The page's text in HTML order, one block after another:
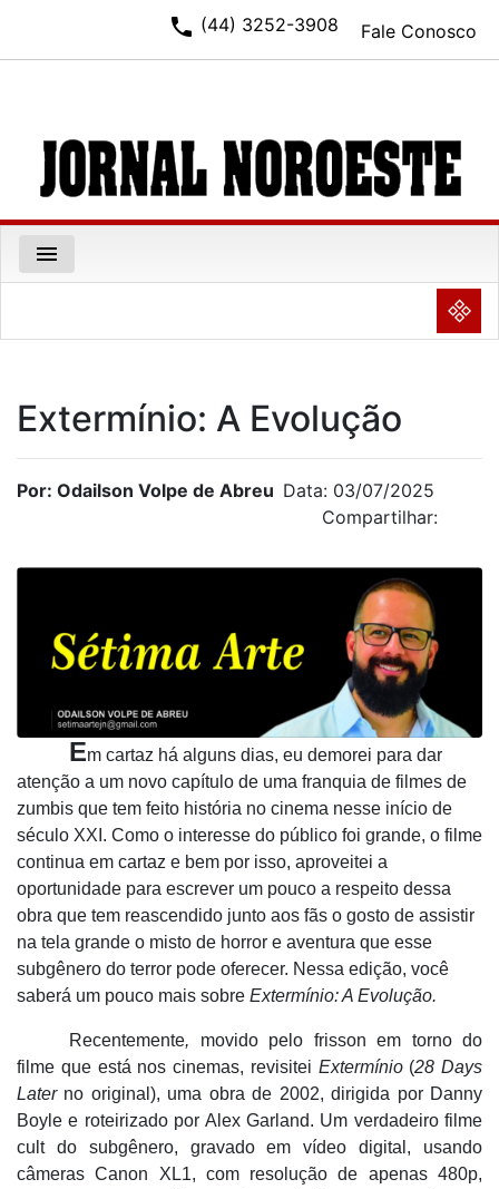
Fale Conosco
phone (44) 3252-3908
menu
NULL
Extermínio: A Evolução
Por: Odailson Volpe de Abreu Data: 03/07/2025
Compartilhar:
Em cartaz há alguns dias, eu demorei para dar
atenção a um novo capítulo de uma franquia de filmes de
zumbis que tem feito história no cinema nesse início de
século XXI. Como o interesse do público foi grande, o filme
continua em cartaz e bem por isso, aproveitei a
oportunidade para escrever um pouco a respeito dessa
obra que tem reascendido junto aos fãs o gosto de assistir
na tela grande o misto de horror e aventura que esse
subgênero do terror pode oferecer. Nessa edição, você
saberá um pouco mais sobre Extermínio: A Evolução.
Recentemente, movido pelo frisson em torno do
filme que está nos cinemas, revisitei Extermínio(28 Days
Laterno original), uma obra de 2002, dirigida por Danny
Boyle e roteirizado por Alex Garland. Um verdadeiro filme
cult do subgênero, gravado em vídeo digital, usando
câmeras Canon XL1, com resolução de apenas 480p,